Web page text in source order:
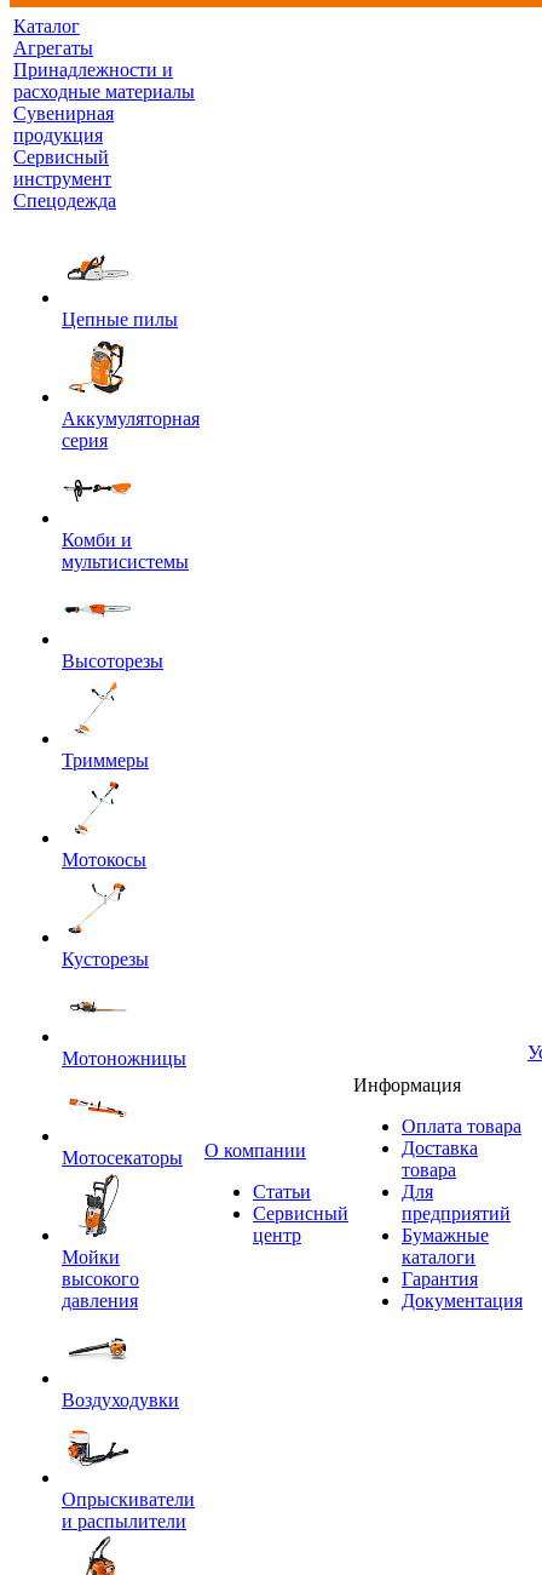
Каталог
Агрегаты
Принадлежности и
расходные материалы
Сувенирная
продукция
Сервисный
инструмент
Спецодежда
Цепные пилы
Аккумуляторная
серия
Комби и
мультисистемы
Высоторезы
Триммеры
Мотокосы
Кусторезы
Мотоножницы
Мотосекаторы
Мойки
высокого
давления
Воздуходувки
Опрыскиватели
и распылители
O компании
Статьи
Сервисный
центр
Информация
Оплата товара
Доставка
товара
Для
предприятий
Бумажные
каталоги
Гарантия
Документация